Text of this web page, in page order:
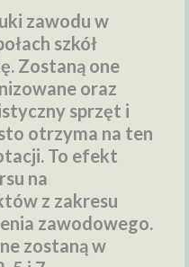
zawodu w
szkół
Zostaną one
oraz
sprzęt i
otrzyma na ten
To efekt
na
z zakresu
zawodowego.
zostaną w